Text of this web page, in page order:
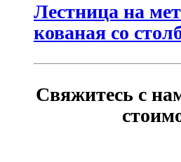
Лестница на
кованая со
Свяжитесь с